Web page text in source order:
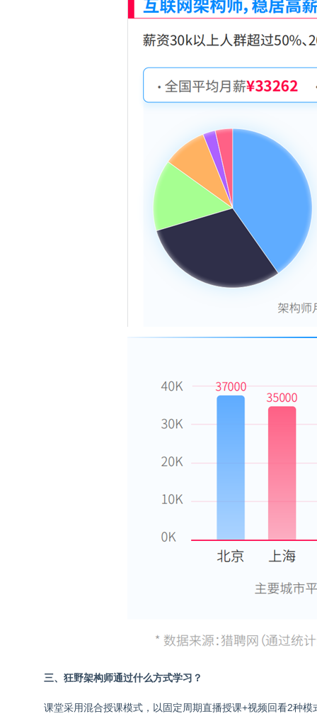
三、狂野架构师通过什么方式学习？
课堂采用混合授课模式，以固定周期直播授课+视频回看2种模